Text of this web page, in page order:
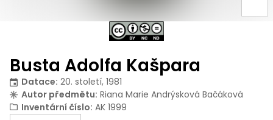
Busta Adolfa Kašpara
Datace: 20. století, 1981
Autor předmětu: Riana Marie Andrýsková Bačáková
Inventární číslo: AK 1999